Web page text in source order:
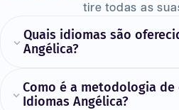
tire todas as
Quais idiomas são
Angélica?
Como é a metodologia de
Idiomas Angélica?